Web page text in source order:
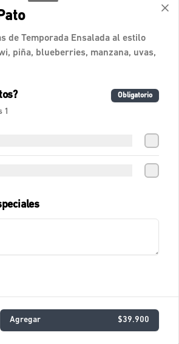
$15.100
Agua fresca con tónica, sandía, lágrimas
Agua de tamarindo.
Fresca con Lychees, fresas y toques
cítricos.
de Temporada Ensalada al estilo
piña, blueberries, manzana, uvas,
Obligatorio
1
Agregar $39.900